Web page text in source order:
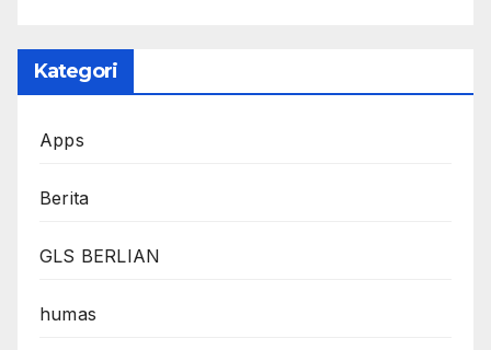
Kategori
Apps
Berita
GLS BERLIAN
humas